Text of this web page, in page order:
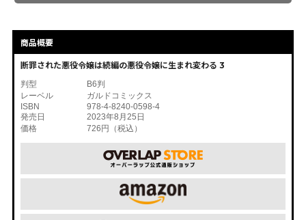
商品概要
断罪された悪役令嬢は続編の悪役令嬢に生まれ変わる 3
判型
B6判
レーベル
ガルドコミックス
ISBN
978-4-8240-0598-4
発売日
2023年8月25日
価格
726円（税込）